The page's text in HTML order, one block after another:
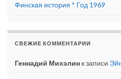
Финская история * Год 1969
СВЕЖИЕ КОММЕНТАРИИ
Геннадий Михэлин к записи